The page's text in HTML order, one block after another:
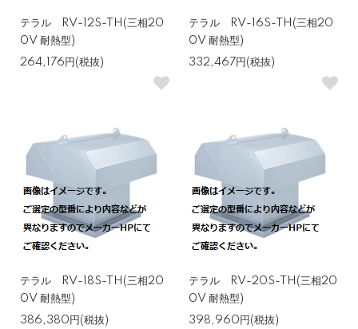
テラル RV-12S-TH(三相20
0V 耐熱型)
264,176円(税抜)
テラル RV-16S-TH(三相20
0V 耐熱型)
332,467円(税抜)
テラル RV-18S-TH(三相20
0V 耐熱型)
386,380円(税抜)
テラル RV-20S-TH(三相20
0V 耐熱型)
398,960円(税抜)